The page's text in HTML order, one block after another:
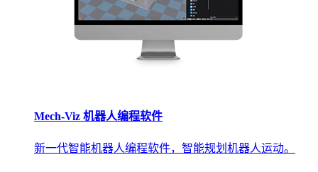
Mech-Viz 机器人编程软件
新一代智能机器人编程软件，智能规划机器人运动。